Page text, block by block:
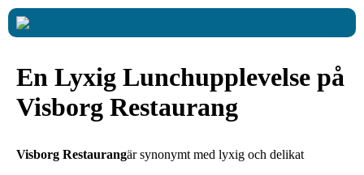
En Lyxig Lunchupplevelse på
Visborg Restaurang
Visborg Restaurangär synonymt med lyxig och delikat